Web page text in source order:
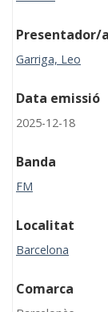
Presentador/a
Garriga, Leo
Data emissió
2025-12-18
Banda
FM
Localitat
Barcelona
Comarca